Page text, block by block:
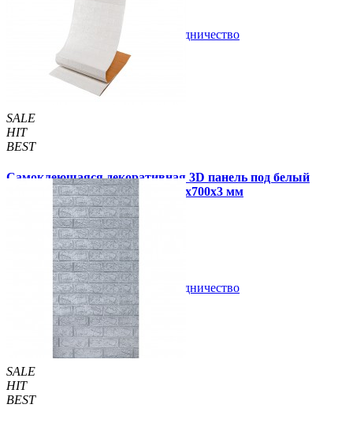
В закладки Сотрудничество
SALE
HIT
BEST
Самоклеющаяся декоративная 3D панель под белый
матовый кирпич в рулоне 3080x700x3 мм
/шт 450 грн/шт
Купить В закладки Сотрудничество
SALE
HIT
BEST